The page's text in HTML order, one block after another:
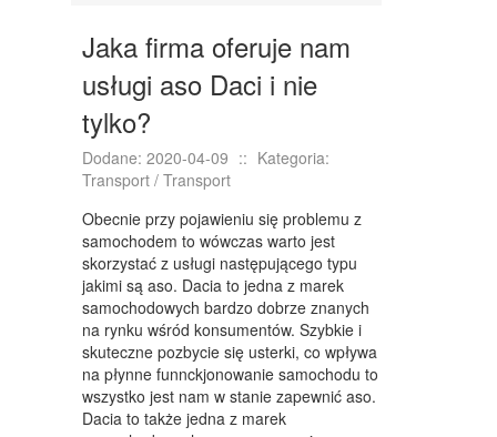
TŁUMACZENIA
KSIĄŻKI, CZASOPISMA
SPRZEDAŻ INTERNTOWA
BIŻUTERIA
DLA DZIECI
MEBLE
WYPOSAŻENIE WNĘTRZ
WYPOSAŻENIE ŁAZIENKI
ODZIEŻ
SPORT
Jaka firma oferuje nam
usługi aso Daci i nie
tylko?
Dodane: 2020-04-09 :: Kategoria:
Transport / Transport
Obecnie przy pojawieniu się problemu z
samochodem to wówczas warto jest
skorzystać z usługi następującego typu
jakimi są aso. Dacia to jedna z marek
samochodowych bardzo dobrze znanych
na rynku wśród konsumentów. Szybkie i
skuteczne pozbycie się usterki, co wpływa
na płynne funnckjonowanie samochodu to
wszystko jest nam w stanie zapewnić aso.
Dacia to także jedna z marek